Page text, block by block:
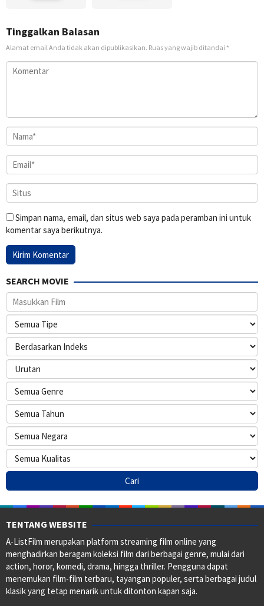
Tinggalkan Balasan
Alamat email Anda tidak akan dipublikasikan. Ruas yang wajib ditandai *
Simpan nama, email, dan situs web saya pada peramban ini untuk
komentar saya berikutnya.
SEARCH MOVIE
TENTANG WEBSITE
A-ListFilm merupakan platform streaming film online yang
menghadirkan beragam koleksi film dari berbagai genre, mulai dari
action, horor, komedi, drama, hingga thriller. Pengguna dapat
menemukan film-film terbaru, tayangan populer, serta berbagai judul
klasik yang tetap menarik untuk ditonton kapan saja.